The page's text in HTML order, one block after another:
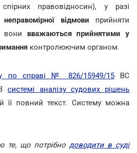
правовідносин), у разі
неправомірної відмови прийняти
вони вважаються прийнятими у
контролюючим органом.
по справі № 826/15949/15ВС
системі аналізу судових рішень
її повний текст. Систему можна
те, що потрібно доводити в суді